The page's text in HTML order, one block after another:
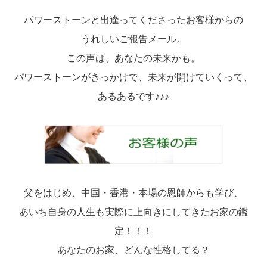
パワーストーンと出逢ってくださったお客様からの
うれしいご報告メール。
この声は、あなたの未来かも。
パワーストーンがきっかけで、未来が開けていくって、
あるあるです♪♪♪
父をはじめ、中国・香港・本場の恩師からも学び、
あいち自身の人生も実際に上向きにしてきたお家の鑑
定！！！
あなたのお家、どんな性格してる？